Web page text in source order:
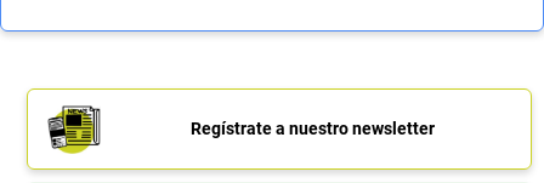
Regístrate a nuestro newsletter